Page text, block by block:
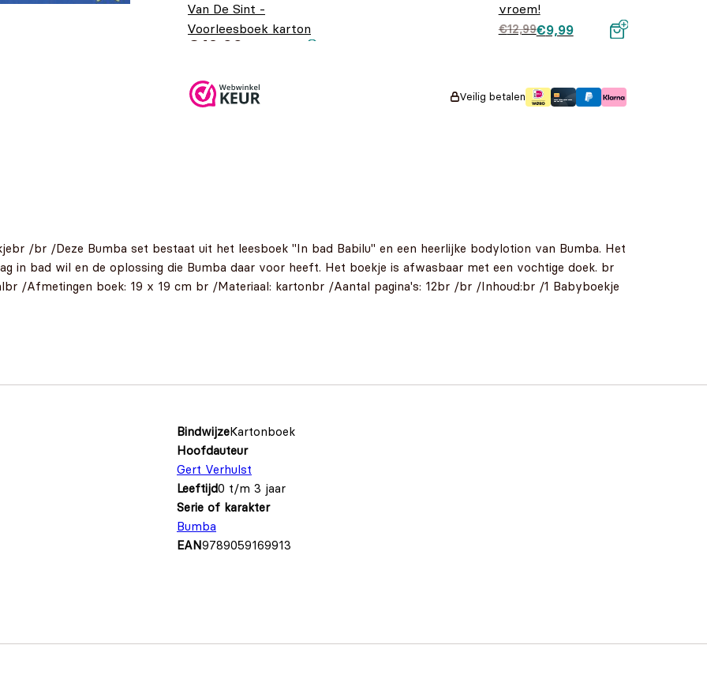
Van De Sint -
Voorleesboek karton
€ 12,99
vroem!
€12,99
Oorspronkelijke
€9,99
Huidige prijs is:
Veilig betalen
/br /Deze Bumba set bestaat uit het leesboek "In bad Babilu" en een heerlijke bodylotion van Bumba. Het
in bad wil en de oplossing die Bumba daar voor heeft. Het boekje is afwasbaar met een vochtige doek. br
/Afmetingen boek: 19 x 19 cm br /Materiaal: kartonbr /Aantal pagina's: 12br /br /Inhoud:br /1 Babyboekje
BindwijzeKartonboek
Hoofdauteur
Gert Verhulst
Leeftijd0 t/m 3 jaar
Serie of karakter
Bumba
EAN9789059169913